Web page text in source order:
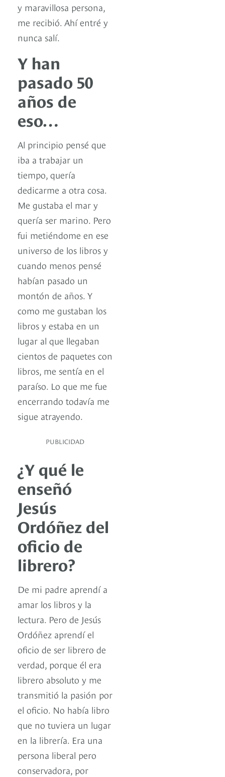
y maravillosa persona,
me recibió. Ahí entré y
nunca salí.
Y han
pasado 50
años de
eso…
Al principio pensé que
iba a trabajar un
tiempo, quería
dedicarme a otra cosa.
Me gustaba el mar y
quería ser marino. Pero
fui metiéndome en ese
universo de los libros y
cuando menos pensé
habían pasado un
montón de años. Y
como me gustaban los
libros y estaba en un
lugar al que llegaban
cientos de paquetes con
libros, me sentía en el
paraíso. Lo que me fue
encerrando todavía me
sigue atrayendo.
PUBLICIDAD
¿Y qué le
enseñó
Jesús
Ordóñez del
oficio de
librero?
De mi padre aprendí a
amar los libros y la
lectura. Pero de Jesús
Ordóñez aprendí el
oficio de ser librero de
verdad, porque él era
librero absoluto y me
transmitió la pasión por
el oficio. No había libro
que no tuviera un lugar
en la librería. Era una
persona liberal pero
conservadora, por